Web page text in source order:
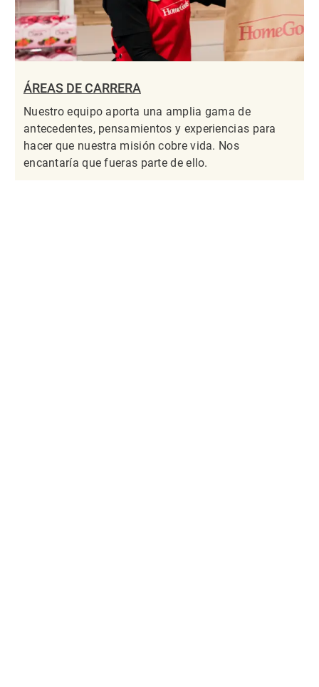
ÁREAS DE CARRERA
Nuestro equipo aporta una amplia gama de
antecedentes, pensamientos y experiencias para
hacer que nuestra misión cobre vida. Nos
encantaría que fueras parte de ello.